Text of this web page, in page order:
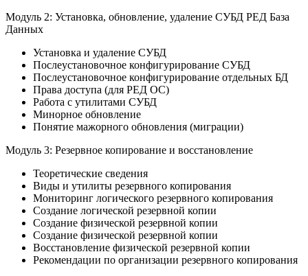
Модуль 2: Установка, обновление, удаление СУБД РЕД База
Данных
Установка и удаление СУБД
Послеустановочное конфигурирование СУБД
Послеустановочное конфигурирование отдельных БД
Права доступа (для РЕД ОС)
Работа с утилитами СУБД
Минорное обновление
Понятие мажорного обновления (миграции)
Модуль 3: Резервное копирование и восстановление
Теоретические сведения
Виды и утилиты резервного копирования
Мониторинг логического резервного копирования
Создание логической резервной копии
Создание физической резервной копии
Создание физической резервной копии
Восстановление физической резервной копии
Рекомендации по организации резервного копирования